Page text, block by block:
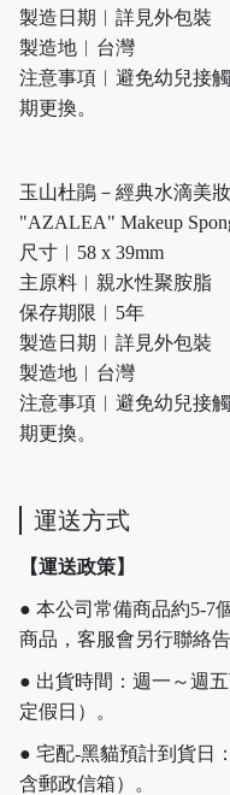
製造日期︱詳見外包裝
製造地︱台灣
注意事項︱避免幼兒接
期更換。
玉山杜鵑－經典水滴美
"AZALEA" Makeup
尺寸︱58 x 39mm
主原料︱親水性聚胺脂
保存期限︱5年
製造日期︱詳見外包裝
製造地︱台灣
注意事項︱避免幼兒接
期更換。
運送方式
【運送政策】
● 本公司常備商品約5-7
商品，客服會另行聯絡
● 出貨時間：週一～週
定假日）。
● 宅配-黑貓預計到貨日
含郵政信箱）。